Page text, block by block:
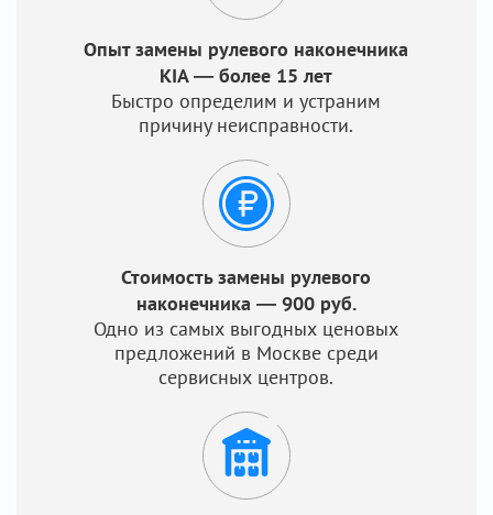
Опыт замены рулевого наконечника
KIA — более 15 лет
Быстро определим и устраним
причину неисправности.
Стоимость замены рулевого
наконечника — 900 руб.
Одно из самых выгодных ценовых
предложений в Москве среди
сервисных центров.